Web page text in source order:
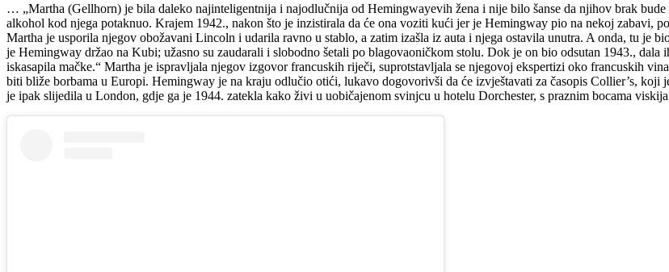
… „Martha (Gellhorn) je bila daleko najinteligentnija i najodlučnija od Hemingwayevih žena i nije bilo šanse da njihov brak
alkohol kod njega potaknuo. Krajem 1942., nakon što je inzistirala da će ona voziti kući jer je Hemingway pio na nekoj zabavi,
Martha je usporila njegov obožavani Lincoln i udarila ravno u stablo, a zatim izašla iz auta i njega ostavila unutra. A onda, tu je
je Hemingway držao na Kubi; užasno su zaudarali i slobodno šetali po blagovaoničkom stolu. Dok je on bio odsutan 1943.,
iskasapila mačke.“ Martha je ispravljala njegov izgovor francuskih riječi, suprotstavljala se njegovoj ekspertizi oko francuskih
biti bliže borbama u Europi. Hemingway je na kraju odlučio otići, lukavo dogovorivši da će izvještavati za časopis Collier’s, koji
je ipak slijedila u London, gdje ga je 1944. zatekla kako živi u uobičajenom svinjcu u hotelu Dorchester, s praznim bocama